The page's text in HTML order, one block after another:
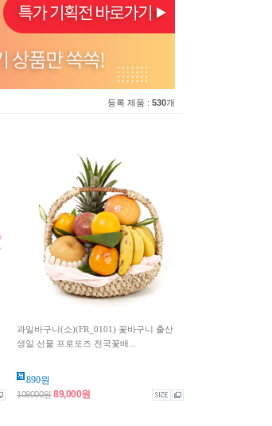
등록 제품 : 530개
과일바구니(소)(FR_0101) 꽃바구니 출산
생일 선물 프로포즈 전국꽃배...
890원
109000원89,000원